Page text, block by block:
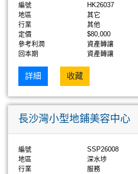
編號
HK26037
地區
其它
行業
其他
定價
$80,000
參考利潤
資產轉讓
回本期
資產轉讓
詳細 收藏
長沙灣小型地鋪美容中心
編號
SSP26008
地區
深水埗
行業
服務